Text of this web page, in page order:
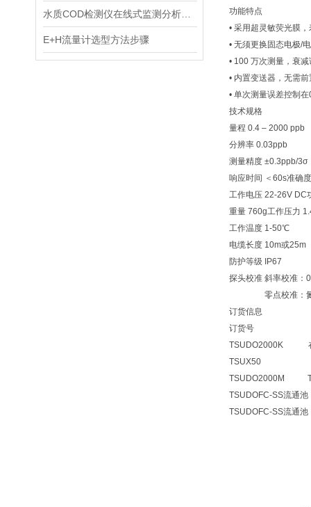
E+H流量计选型方法步骤
功能特点
• 采用超灵敏荧光膜
• 无须更换固态电极/
• 100 万次测量，衰
• 内置变送器，无需
• 单次测量误差控制
技术规格
量程 0.4 – 2000 ppb
分辨率 0.03ppb
测量精度 ±0.3ppb/3σ
响应时间 ＜60s准确
工作电压 22-26V DC
重量 760g工作压力
工作温度 1-50℃
电缆长度 10m或25m
防护等级 IP67
探头校准 斜率校准：
零点校准：
订货信息
订货号
TSUDO2000K 在
TSUX50
TSUDO2000M
TSUDOFC-SS流通池
TSUDOFC-SS流通池